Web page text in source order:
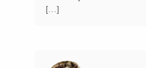
[…]